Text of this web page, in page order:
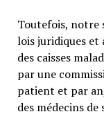
Toutefois, notre
lois juridiques et
des caisses
par une
patient et par
des médecins de